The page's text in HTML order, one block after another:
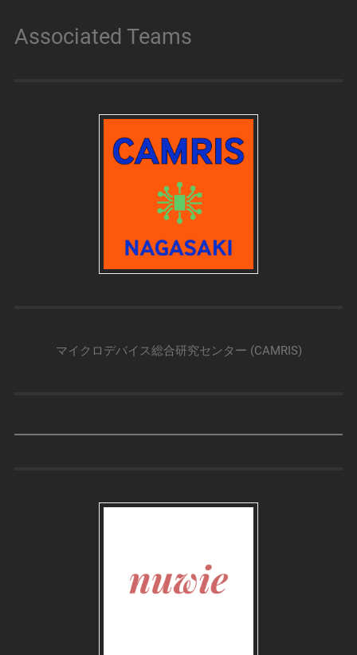
Associated Teams
マイクロデバイス総合研究センター (CAMRIS)